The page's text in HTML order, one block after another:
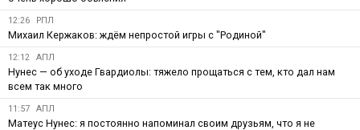
12:26 РПЛ
Михаил Кержаков: ждём непростой игры с "Родиной"
12:12 АПЛ
Нунес — об уходе Гвардиолы: тяжело прощаться с тем, кто дал нам
всем так много
11:57 АПЛ
Матеус Нунес: я постоянно напоминал своим друзьям, что я не